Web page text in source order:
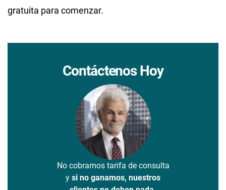
gratuita para comenzar.
Contáctenos Hoy
No cobramos tarifa de consulta
y si no ganamos, nuestros